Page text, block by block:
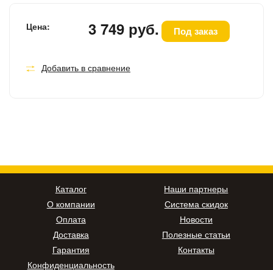
Цена: 3 749 руб. Под заказ
Добавить в сравнение
Каталог
О компании
Оплата
Доставка
Гарантия
Конфиденциальность
Наши партнеры
Система скидок
Новости
Полезные статьи
Контакты